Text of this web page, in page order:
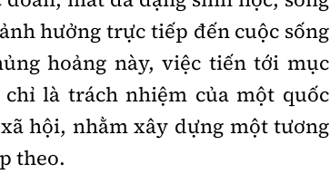
hưởng trực tiếp đến cuộc sống
hoảng này, việc tiến tới mục
là trách nhiệm của một quốc
hội, nhằm xây dựng một tương
theo.